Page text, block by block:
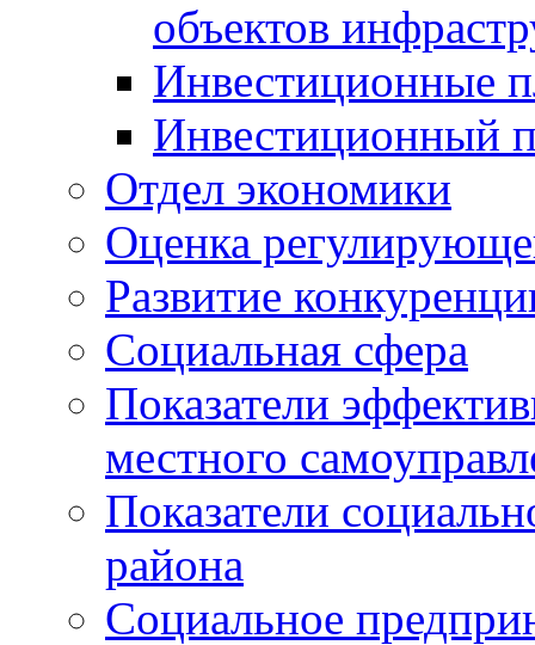
объектов
Инвестиционные
Инвестиционный
Отдел экономики
Оценка
Развитие
Социальная сфера
Показатели
местного
Показатели
района
Социальное